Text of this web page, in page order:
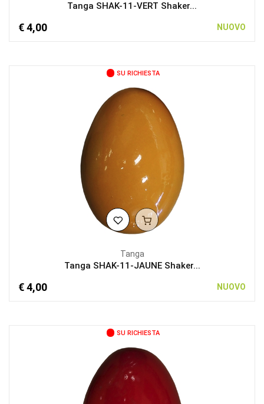
Tanga SHAK-11-VERT Shaker...
€ 4,00 NUOVO
SU RICHIESTA
Tanga
Tanga SHAK-11-JAUNE Shaker...
€ 4,00 NUOVO
SU RICHIESTA